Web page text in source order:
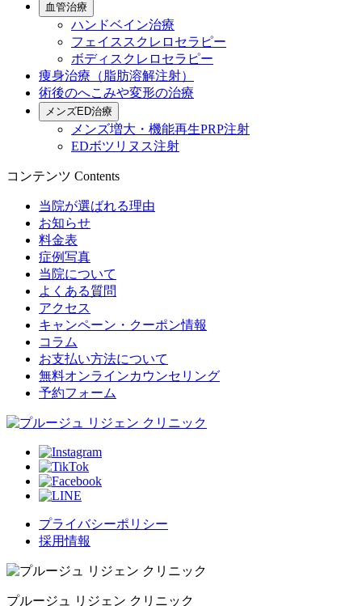
血管治療
ハンドベイン治療
フェイススクレロセラピー
ボディスクレロセラピー
痩身治療（脂肪溶解注射）
術後のへこみや変形の治療
メンズED治療
メンズ増大・機能再生PRP注射
EDボツリヌス注射
コンテンツ Contents
当院が選ばれる理由
お知らせ
料金表
症例写真
当院について
よくある質問
アクセス
キャンペーン・クーポン情報
コラム
お支払い方法について
無料オンラインカウンセリング
予約フォーム
プライバシーポリシー
採用情報
プルージュ リジェン クリニック